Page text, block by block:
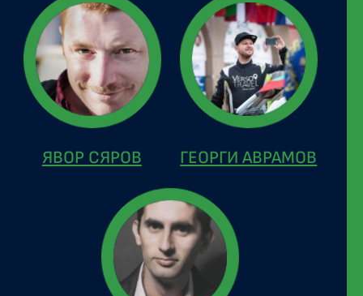
ЯВОР СЯРОВ ГЕОРГИ АВРАМОВ